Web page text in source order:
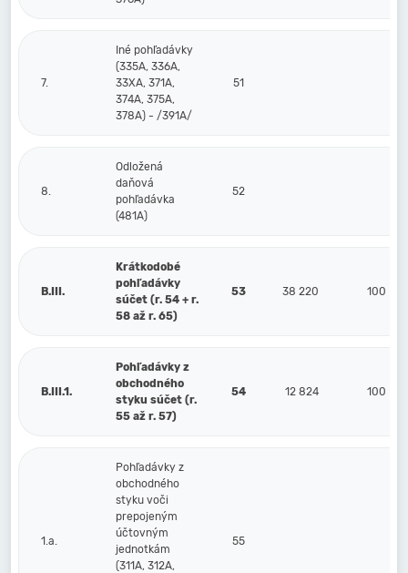
7.
Iné pohľadávky
(335A, 336A,
33XA, 371A,
374A, 375A,
378A) - /391A/
51
8.
Odložená
daňová
pohľadávka
(481A)
52
B.III.
Krátkodobé
pohľadávky
súčet (r. 54 + r.
58 až r. 65)
53 38 220 100
B.III.1.
Pohľadávky z
obchodného
styku súčet (r.
55 až r. 57)
54 12 824 100
1.a.
Pohľadávky z
obchodného
styku voči
prepojeným
účtovným
jednotkám
(311A, 312A,
55